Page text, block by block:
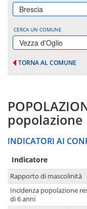
Brescia
CERCA UN COMUNE
Vezza d'Oglio
TORNA AL COMUNE
popolazione
INDICATORI AI
Indicatore
Rapporto di mascolinità
Incidenza popolazione
di 6 anni